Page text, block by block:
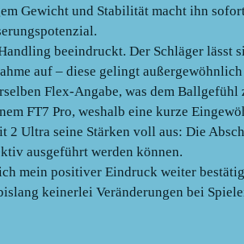
Gewicht und Stabilität macht ihn
beeindruckt. Der Schläger
auf – diese gelingt
Flex-Angabe, was dem
FT7 Pro, weshalb eine kurze
Ultra seine Stärken voll aus: Die
ausgeführt werden können.
mein positiver Eindruck weiter
keinerlei Veränderungen bei